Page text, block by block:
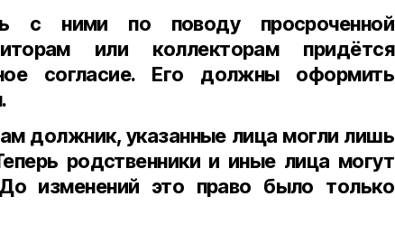
с ними по поводу просроченной
или коллекторам придётся
согласие. Его должны оформить
должник, указанные лица могли лишь
родственники и иные лица могут
изменений это право было только